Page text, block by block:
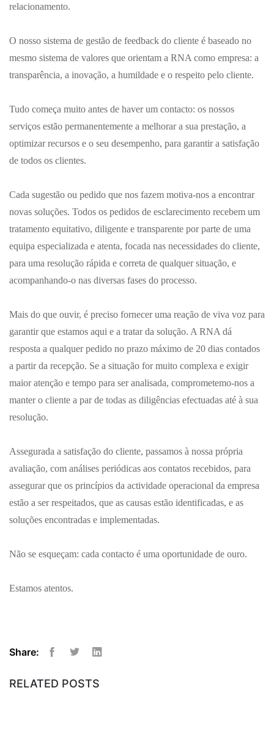
relacionamento.
O nosso sistema de gestão de feedback do cliente é baseado no
mesmo sistema de valores que orientam a RNA como empresa: a
transparência, a inovação, a humildade e o respeito pelo cliente.
Tudo começa muito antes de haver um contacto: os nossos
serviços estão permanentemente a melhorar a sua prestação, a
optimizar recursos e o seu desempenho, para garantir a satisfação
de todos os clientes.
Cada sugestão ou pedido que nos fazem motiva-nos a encontrar
novas soluções. Todos os pedidos de esclarecimento recebem um
tratamento equitativo, diligente e transparente por parte de uma
equipa especializada e atenta, focada nas necessidades do cliente,
para uma resolução rápida e correta de qualquer situação, e
acompanhando-o nas diversas fases do processo.
Mais do que ouvir, é preciso fornecer uma reação de viva voz para
garantir que estamos aqui e a tratar da solução. A RNA dá
resposta a qualquer pedido no prazo máximo de 20 dias contados
a partir da recepção. Se a situação for muito complexa e exigir
maior atenção e tempo para ser analisada, comprometemo-nos a
manter o cliente a par de todas as diligências efectuadas até à sua
resolução.
Assegurada a satisfação do cliente, passamos à nossa própria
avaliação, com análises periódicas aos contatos recebidos, para
assegurar que os princípios da actividade operacional da empresa
estão a ser respeitados, que as causas estão identificadas, e as
soluções encontradas e implementadas.
Não se esqueçam: cada contacto é uma oportunidade de ouro.
Estamos atentos.
Share:
RELATED POSTS